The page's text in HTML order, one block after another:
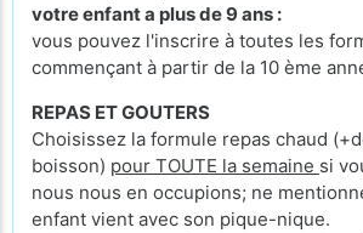
votre enfant a plus de 9 ans :
vous pouvez l'inscrire à toutes les
commençant à partir de la 10 ème
REPAS ET GOUTERS
Choisissez la formule repas chaud
boisson) pour TOUTE la semaine si
nous nous en occupions; ne
enfant vient avec son pique-nique.